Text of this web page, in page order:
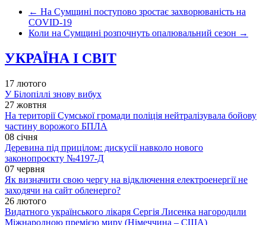
← На Сумщині поступово зростає захворюваність на
COVID-19
Коли на Сумщині розпочнуть опалювальний сезон →
УКРАЇНА І СВІТ
17 лютого
У Білопіллі знову вибух
27 жовтня
На території Сумської громади поліція нейтралізувала бойову
частину ворожого БПЛА
08 січня
Деревина під прицілом: дискусії навколо нового
законопроєкту №4197-Д
07 червня
Як визначити свою чергу на відключення електроенергії не
заходячи на сайт обленерго?
26 лютого
Видатного українського лікаря Сергія Лисенка нагородили
Міжнародною премією миру (Німеччина – США)